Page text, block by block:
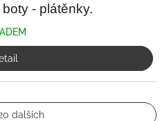
- plátěnky.
dalších